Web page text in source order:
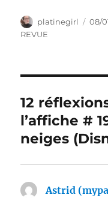
Auteur
platinegirl 08/
REVUE
12
l’affiche #
neiges
Astrid